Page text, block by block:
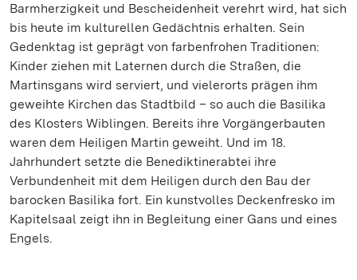
Barmherzigkeit und Bescheidenheit verehrt wird, hat sich
bis heute im kulturellen Gedächtnis erhalten. Sein
Gedenktag ist geprägt von farbenfrohen Traditionen:
Kinder ziehen mit Laternen durch die Straßen, die
Martinsgans wird serviert, und vielerorts prägen ihm
geweihte Kirchen das Stadtbild – so auch die Basilika
des Klosters Wiblingen. Bereits ihre Vorgängerbauten
waren dem Heiligen Martin geweiht. Und im 18.
Jahrhundert setzte die Benediktinerabtei ihre
Verbundenheit mit dem Heiligen durch den Bau der
barocken Basilika fort. Ein kunstvolles Deckenfresko im
Kapitelsaal zeigt ihn in Begleitung einer Gans und eines
Engels.